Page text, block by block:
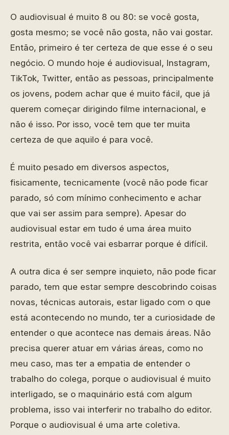
O audiovisual é muito 8 ou 80: se você gosta,
gosta mesmo; se você não gosta, não vai gostar.
Então, primeiro é ter certeza de que esse é o seu
negócio. O mundo hoje é audiovisual, Instagram,
TikTok, Twitter, então as pessoas, principalmente
os jovens, podem achar que é muito fácil, que já
querem começar dirigindo filme internacional, e
não é isso. Por isso, você tem que ter muita
certeza de que aquilo é para você.
É muito pesado em diversos aspectos,
fisicamente, tecnicamente (você não pode ficar
parado, só com mínimo conhecimento e achar
que vai ser assim para sempre). Apesar do
audiovisual estar em tudo é uma área muito
restrita, então você vai esbarrar porque é difícil.
A outra dica é ser sempre inquieto, não pode ficar
parado, tem que estar sempre descobrindo coisas
novas, técnicas autorais, estar ligado com o que
está acontecendo no mundo, ter a curiosidade de
entender o que acontece nas demais áreas. Não
precisa querer atuar em várias áreas, como no
meu caso, mas ter a empatia de entender o
trabalho do colega, porque o audiovisual é muito
interligado, se o maquinário está com algum
problema, isso vai interferir no trabalho do editor.
Porque o audiovisual é uma arte coletiva.